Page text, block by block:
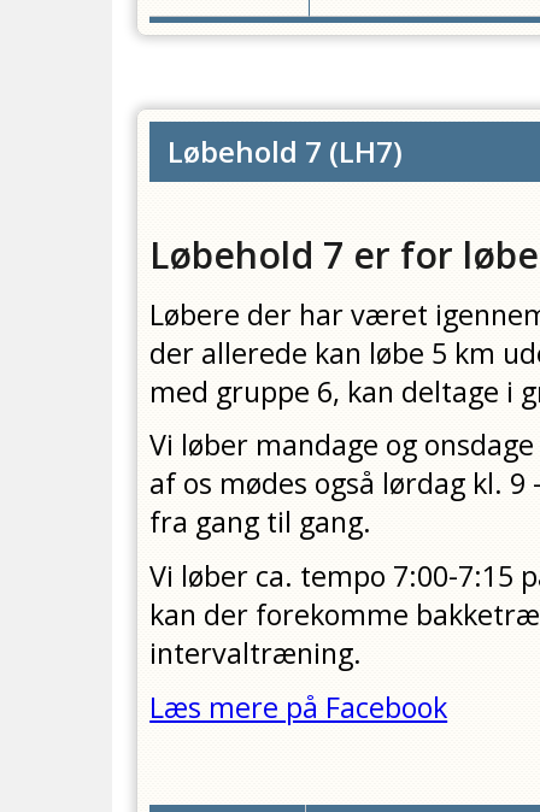
Løbehold 7 (LH7)
Løbehold 7 er for
Løbere der har været
der allerede kan løbe 5 km
med gruppe 6, kan deltage i
Vi løber mandage og
af os mødes også lørdag kl.
fra gang til gang.
Vi løber ca. tempo 7:00-7:15
kan der forekomme
intervaltræning.
Læs mere på Facebook